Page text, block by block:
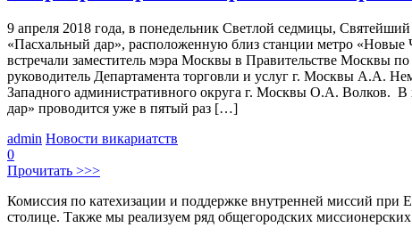
9 апреля 2018 года, в понедельник Светлой седмицы,
«Пасхальный дар», расположенную близ станции метро «Новые
встречали заместитель мэра Москвы в Правительстве Москвы
руководитель Департамента торговли и услуг г. Москвы А.А.
Западного административного округа г. Москвы О.А. Волков. В
дар» проводится уже в пятый раз […]
admin Новости викариатств
0
Прочитать >>>
Комиссия по катехизации и поддержке внутренней миссий при
столице. Также мы реализуем ряд общегородских